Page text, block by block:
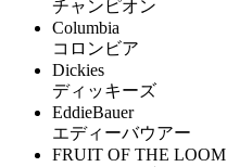
チャンピオン
Columbia
コロンビア
Dickies
ディッキーズ
EddieBauer
エディーバウアー
FRUIT OF THE LOOM